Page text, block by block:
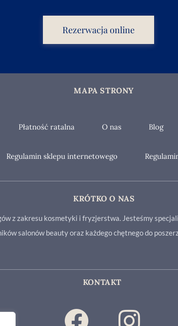
Rezerwacja online
MAPA STRONY
Płatność ratalna O nas Blog
Regulamin sklepu internetowego
KRÓTKO O NAS
z zakresu kosmetyki i fryzjerstwa. Jesteśmy
salonów beauty oraz każdego chętnego do
KONTAKT